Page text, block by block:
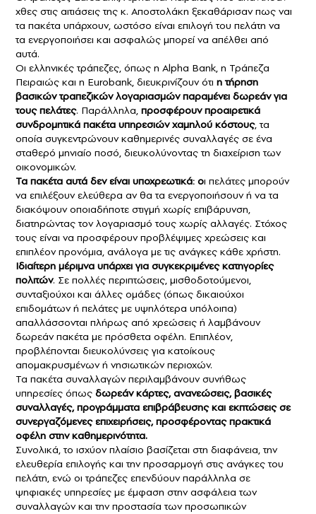
χθες στις αιτιάσεις της κ. Αποστολάκη ξεκαθάρισαν πως ναι
τα πακέτα υπάρχουν, ωστόσο είναι επιλογή του πελάτη να
τα ενεργοποιήσει και ασφαλώς μπορεί να απέλθει από
αυτά.
Οι ελληνικές τράπεζες, όπως η Alpha Bank, η Τράπεζα
Πειραιώς και η Eurobank, διευκρινίζουν ότι η τήρηση
βασικών τραπεζικών λογαριασμών παραμένει δωρεάν για
τους πελάτες. Παράλληλα, προσφέρουν προαιρετικά
συνδρομητικά πακέτα υπηρεσιών χαμηλού κόστους, τα
οποία συγκεντρώνουν καθημερινές συναλλαγές σε ένα
σταθερό μηνιαίο ποσό, διευκολύνοντας τη διαχείριση των
οικονομικών.
Τα πακέτα αυτά δεν είναι υποχρεωτικά: οι πελάτες μπορούν
να επιλέξουν ελεύθερα αν θα τα ενεργοποιήσουν ή να τα
διακόψουν οποιαδήποτε στιγμή χωρίς επιβάρυνση,
διατηρώντας τον λογαριασμό τους χωρίς αλλαγές. Στόχος
τους είναι να προσφέρουν προβλέψιμες χρεώσεις και
επιπλέον προνόμια, ανάλογα με τις ανάγκες κάθε χρήστη.
Ιδιαίτερη μέριμνα υπάρχει για συγκεκριμένες κατηγορίες
πολιτών. Σε πολλές περιπτώσεις, μισθοδοτούμενοι,
συνταξιούχοι και άλλες ομάδες (όπως δικαιούχοι
επιδομάτων ή πελάτες με υψηλότερα υπόλοιπα)
απαλλάσσονται πλήρως από χρεώσεις ή λαμβάνουν
δωρεάν πακέτα με πρόσθετα οφέλη. Επιπλέον,
προβλέπονται διευκολύνσεις για κατοίκους
απομακρυσμένων ή νησιωτικών περιοχών.
Τα πακέτα συναλλαγών περιλαμβάνουν συνήθως
υπηρεσίες όπως δωρεάν κάρτες, ανανεώσεις, βασικές
συναλλαγές, προγράμματα επιβράβευσης και εκπτώσεις σε
συνεργαζόμενες επιχειρήσεις, προσφέροντας πρακτικά
οφέλη στην καθημερινότητα.
Συνολικά, το ισχύον πλαίσιο βασίζεται στη διαφάνεια, την
ελευθερία επιλογής και την προσαρμογή στις ανάγκες του
πελάτη, ενώ οι τράπεζες επενδύουν παράλληλα σε
ψηφιακές υπηρεσίες με έμφαση στην ασφάλεια των
συναλλαγών και την προστασία των προσωπικών